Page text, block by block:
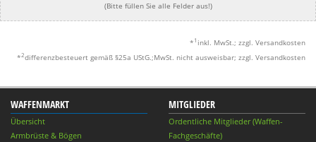
(Bitte füllen Sie alle Felder aus!)
* 1 inkl. MwSt.; zzgl. Versandkosten
*2differenzbesteuert gemäß §25a UStG.;MwSt. nicht ausweisbar; zzgl. Versandkosten
WAFFENMARKT
Übersicht
Armbrüste & Bögen
MITGLIEDER
Ordentliche Mitglieder (Waffen-
Fachgeschäfte)